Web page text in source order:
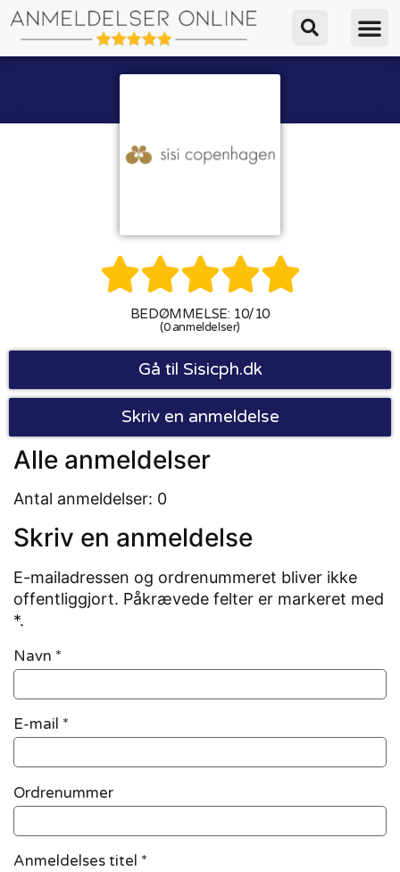

BEDØMMELSE: 10/10
(0 anmeldelser)
Gå til Sisicph.dk
Skriv en anmeldelse
Alle anmeldelser
Antal anmeldelser: 0
Skriv en anmeldelse
E-mailadressen og ordrenummeret bliver ikke
offentliggjort. Påkrævede felter er markeret med
*.
Navn *
E-mail *
Ordrenummer
Anmeldelses titel *